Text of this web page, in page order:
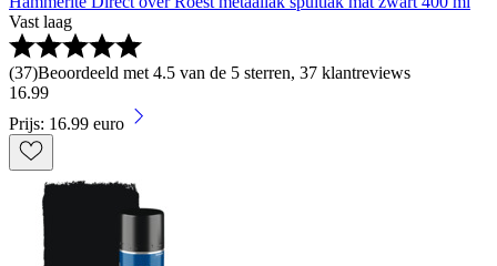
Vast laag
(37)Beoordeeld met 4.5 van de 5 sterren, 37 klantreviews
16.99
Prijs: 16.99 euro